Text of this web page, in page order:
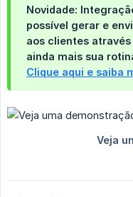
Novidade:
possível gerar e
aos clientes através
ainda mais sua
Clique aqui e saiba